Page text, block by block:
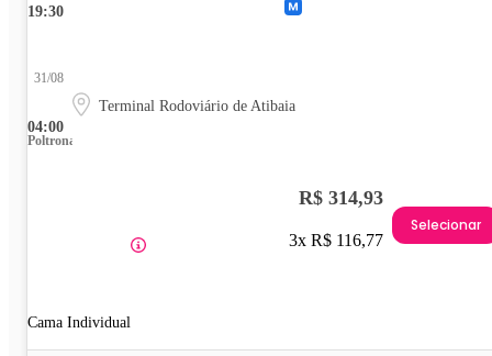
19:30
04:00
31/08
Terminal Rodoviário de Atibaia
Poltrona
Cama Individual
R$ 314,93
3x R$ 116,77
Selecionar